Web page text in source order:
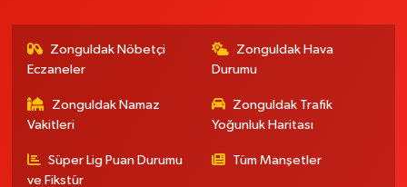
Zonguldak Nöbetçi
Eczaneler
Zonguldak Hava
Durumu
Zonguldak Namaz
Vakitleri
Zonguldak Trafik
Yoğunluk Haritası
Süper Lig Puan Durumu
ve Fikstür
Tüm Manşetler